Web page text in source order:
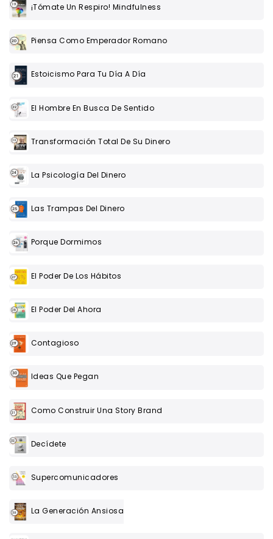
¡Tómate Un Respiro! Mindfulness
Piensa Como Emperador Romano
Estoicismo Para Tu Día A Día
El Hombre En Busca De Sentido
Transformación Total De Su Dinero
La Psicología Del Dinero
Las Trampas Del Dinero
Porque Dormimos
El Poder De Los Hábitos
El Poder Del Ahora
Contagioso
Ideas Que Pegan
Como Construir Una Story Brand
Decídete
Supercomunicadores
La Generación Ansiosa